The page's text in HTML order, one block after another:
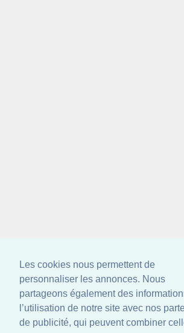
Les cookies nous permettent de
personnaliser les annonces. Nous
partageons également des
l’utilisation de notre site avec nos
de publicité, qui peuvent combiner